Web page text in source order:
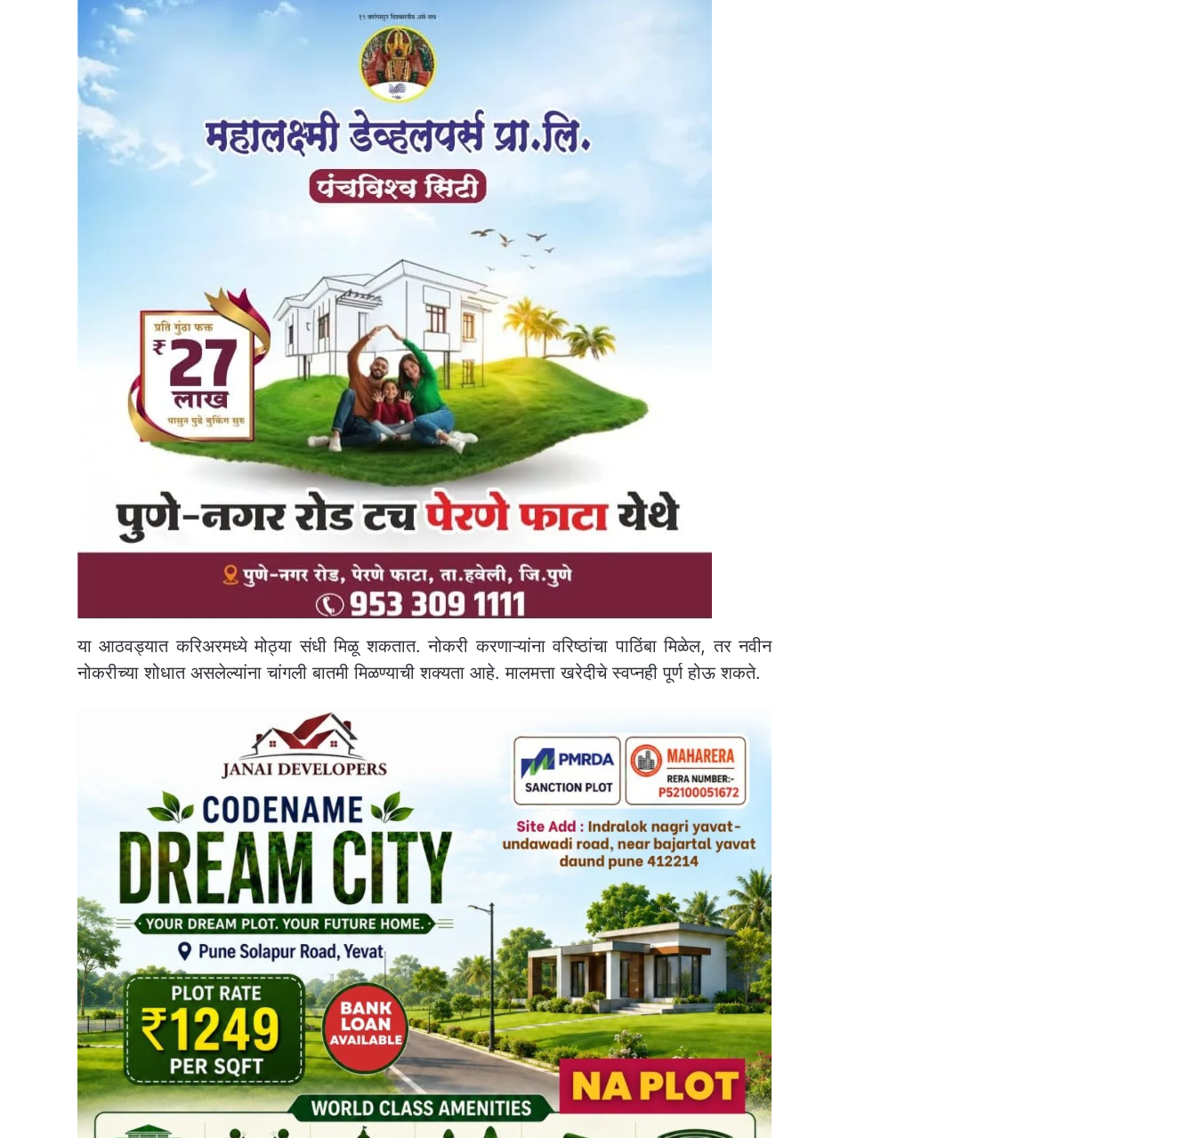
या आठवड्यात करिअरमध्ये मोठ्या संधी मिळू शकतात. नोकरी करणाऱ्यांना वरिष्ठांचा पाठिंबा मिळेल, तर नवीन
नोकरीच्या शोधात असलेल्यांना चांगली बातमी मिळण्याची शक्यता आहे. मालमत्ता खरेदीचे स्वप्नही पूर्ण होऊ शकते.